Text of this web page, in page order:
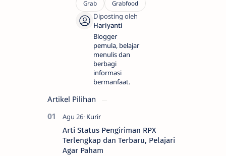
Blogger
pemula, belajar
menulis dan
berbagi
informasi
bermanfaat.
Artikel Pilihan
Arti Status Pengiriman RPX
Terlengkap dan Terbaru, Pelajari
Agar Paham